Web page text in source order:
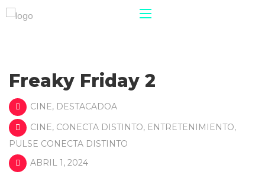
Freaky Friday 2
CINE, DESTACADOA
CINE, CONECTA DISTINTO, ENTRETENIMIENTO,
PULSE CONECTA DISTINTO
ABRIL 1, 2024